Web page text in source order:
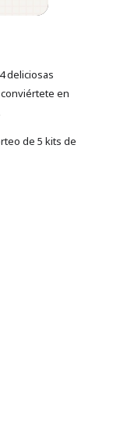
deliciosas
en
de 5 kits de